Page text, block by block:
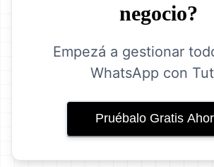
negocio?
Empezá a gestionar
WhatsApp con
Pruébalo Gratis